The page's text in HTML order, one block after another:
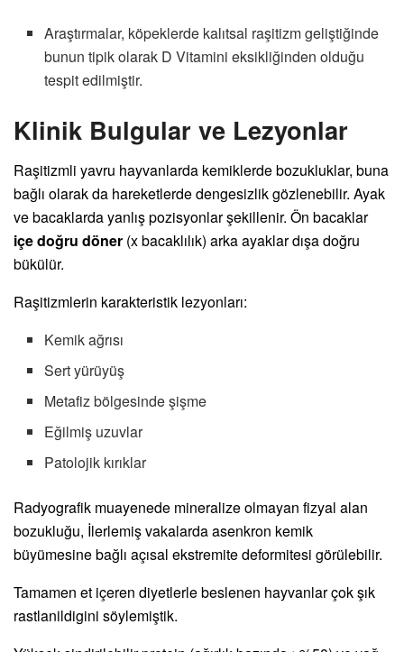
Araştırmalar, köpeklerde kalıtsal raşitizm geliştiğinde
bunun tipik olarak D Vitamini eksikliğinden olduğu
tespit edilmiştir.
Klinik Bulgular ve Lezyonlar
Raşitizmli yavru hayvanlarda kemiklerde bozukluklar, buna
bağlı olarak da hareketlerde dengesizlik gözlenebilir. Ayak
ve bacaklarda yanlış pozisyonlar şekillenir. Ön bacaklar
içe doğru döner (x bacaklılık) arka ayaklar dışa doğru
bükülür.
Raşitizmlerin karakteristik lezyonları:
Kemik ağrısı
Sert yürüyüş
Metafiz bölgesinde şişme
Eğilmiş uzuvlar
Patolojik kırıklar
Radyografik muayenede mineralize olmayan fizyal alan
bozukluğu, İlerlemiş vakalarda asenkron kemik
büyümesine bağlı açısal ekstremite deformitesi görülebilir.
Tamamen et içeren diyetlerle beslenen hayvanlar çok şık
rastlanildigini söylemiştik.